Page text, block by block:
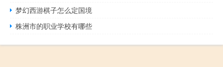
梦幻西游棋子怎么定国境
株洲市的职业学校有哪些